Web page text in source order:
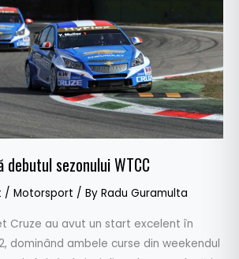
debutul sezonului WTCC
/ Motorsport / By Radu Guramulta
Cruze au avut un start excelent în
dominând ambele curse din weekendul